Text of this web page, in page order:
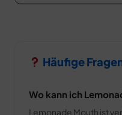
Häufige
Wo kann ich
Lemonade Mouth ist